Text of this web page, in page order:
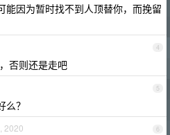
能因为暂时找不到人顶替你，而挽留
4
否则还是走吧
5
？
6
2020